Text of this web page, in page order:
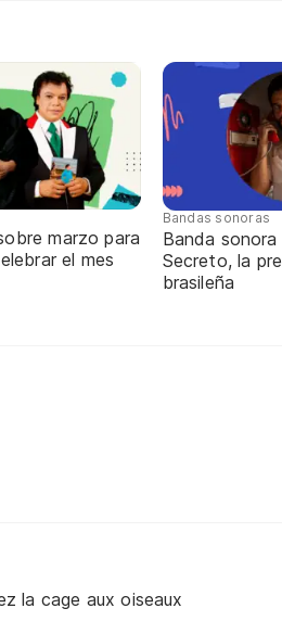
marzo para
el mes
Bandas sonoras
Banda
Secreto, la
brasileña
la cage aux oiseaux